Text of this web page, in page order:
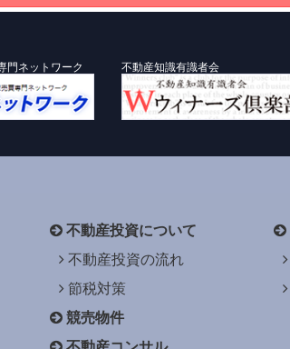
門ネットワーク 不動産知識有識者会
不動産投資について
不動産投資の流れ
節税対策
競売物件